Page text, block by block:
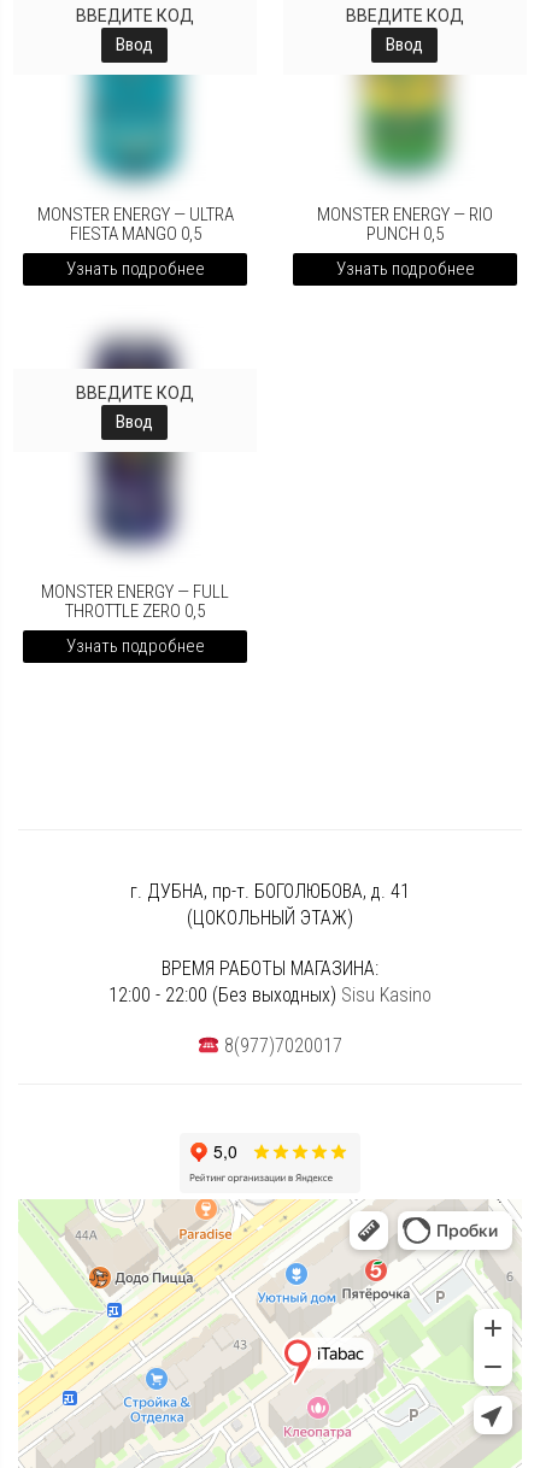
ВВЕДИТЕ КОД
Ввод
MONSTER ENERGY — ULTRA
FIESTA MANGO 0,5
Узнать подробнее
ВВЕДИТЕ КОД
Ввод
MONSTER ENERGY — RIO
PUNCH 0,5
Узнать подробнее
ВВЕДИТЕ КОД
Ввод
MONSTER ENERGY — FULL
THROTTLE ZERO 0,5
Узнать подробнее
г. ДУБНА, пр-т. БОГОЛЮБОВА, д. 41
(ЦОКОЛЬНЫЙ ЭТАЖ)
ВРЕМЯ РАБОТЫ МАГАЗИНА:
12:00 - 22:00 (Без выходных) Sisu Kasino
8(977)7020017